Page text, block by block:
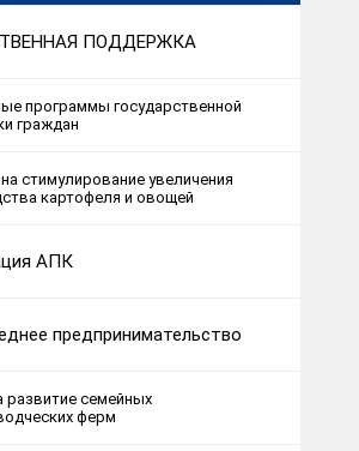
ПОДДЕРЖКА
программы государственной
граждан
стимулирование увеличения
картофеля и овощей
АПК
предпринимательство
развитие семейных
ферм